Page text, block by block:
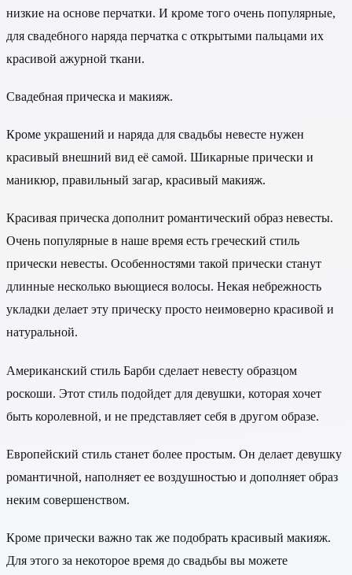
низкие на основе перчатки. И кроме того очень популярные,
для свадебного наряда перчатка с открытыми пальцами их
красивой ажурной ткани.
Свадебная прическа и макияж.
Кроме украшений и наряда для свадьбы невесте нужен
красивый внешний вид её самой. Шикарные прически и
маникюр, правильный загар, красивый макияж.
Красивая прическа дополнит романтический образ невесты.
Очень популярные в наше время есть греческий стиль
прически невесты. Особенностями такой прически станут
длинные несколько вьющиеся волосы. Некая небрежность
укладки делает эту прическу просто неимоверно красивой и
натуральной.
Американский стиль Барби сделает невесту образцом
роскоши. Этот стиль подойдет для девушки, которая хочет
быть королевной, и не представляет себя в другом образе.
Европейский стиль станет более простым. Он делает девушку
романтичной, наполняет ее воздушностью и дополняет образ
неким совершенством.
Кроме прически важно так же подобрать красивый макияж.
Для этого за некоторое время до свадьбы вы можете